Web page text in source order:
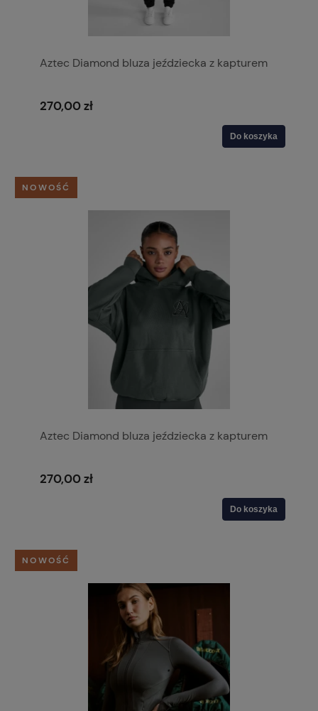
Aztec Diamond bluza jeździecka z kapturem
270,00 zł
Do koszyka
Aztec Diamond bluza jeździecka z kapturem
270,00 zł
Do koszyka
NOWOŚĆ
NOWOŚĆ